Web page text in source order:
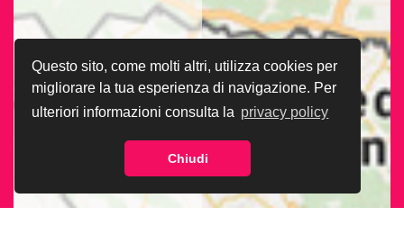
Questo sito, come molti altri, utilizza cookies per
migliorare la tua esperienza di navigazione. Per
ulteriori informazioni consulta la privacy policy
Chiudi